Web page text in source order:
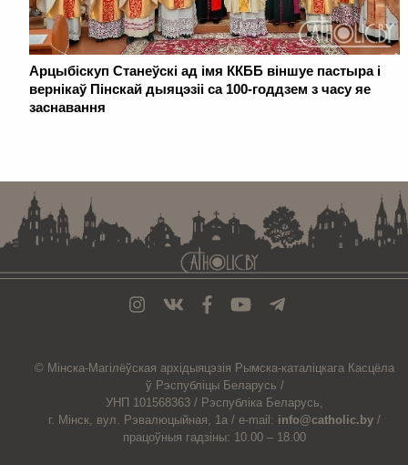
Арцыбіскуп Станеўскі ад імя ККББ віншуе пастыра і
вернікаў Пінскай дыяцэзіі са 100-годдзем з часу яе
заснавання
© Мiнска-Магiлёўская архiдыяцэзiя Рымска-каталіцкага Касцёла
ў Рэспубліцы Беларусь /
УНП 101568363 / Рэспубліка Беларусь,
г. Мінск, вул. Рэвалюцыйная, 1а / e-mail: info@catholic.by /
працоўныя гадзіны: 10.00 – 18.00